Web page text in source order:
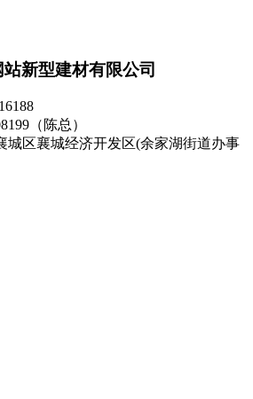
新型建材有限公司
（陈总）
区襄城经济开发区(余家湖街道办事